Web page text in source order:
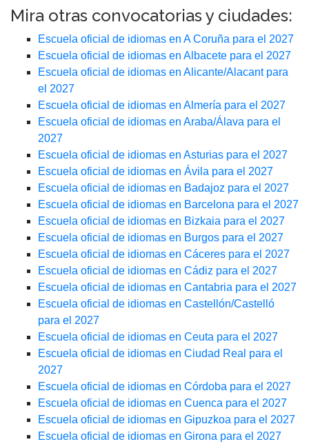
Mira otras convocatorias y ciudades:
Escuela oficial de idiomas en A Coruña para el 2027
Escuela oficial de idiomas en Albacete para el 2027
Escuela oficial de idiomas en Alicante/Alacant para
el 2027
Escuela oficial de idiomas en Almería para el 2027
Escuela oficial de idiomas en Araba/Álava para el
2027
Escuela oficial de idiomas en Asturias para el 2027
Escuela oficial de idiomas en Ávila para el 2027
Escuela oficial de idiomas en Badajoz para el 2027
Escuela oficial de idiomas en Barcelona para el 2027
Escuela oficial de idiomas en Bizkaia para el 2027
Escuela oficial de idiomas en Burgos para el 2027
Escuela oficial de idiomas en Cáceres para el 2027
Escuela oficial de idiomas en Cádiz para el 2027
Escuela oficial de idiomas en Cantabria para el 2027
Escuela oficial de idiomas en Castellón/Castelló
para el 2027
Escuela oficial de idiomas en Ceuta para el 2027
Escuela oficial de idiomas en Ciudad Real para el
2027
Escuela oficial de idiomas en Córdoba para el 2027
Escuela oficial de idiomas en Cuenca para el 2027
Escuela oficial de idiomas en Gipuzkoa para el 2027
Escuela oficial de idiomas en Girona para el 2027